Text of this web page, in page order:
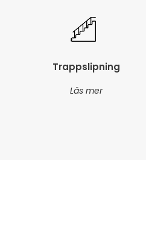
Trappslipning
Läs mer